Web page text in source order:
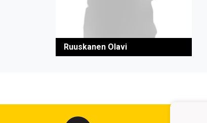
Ruuskanen Olavi